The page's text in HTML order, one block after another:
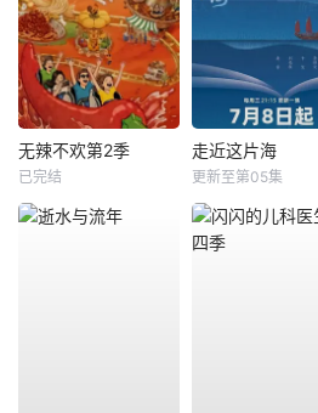
无辣不欢第2季
已完结
走近这片海
更新至第05集